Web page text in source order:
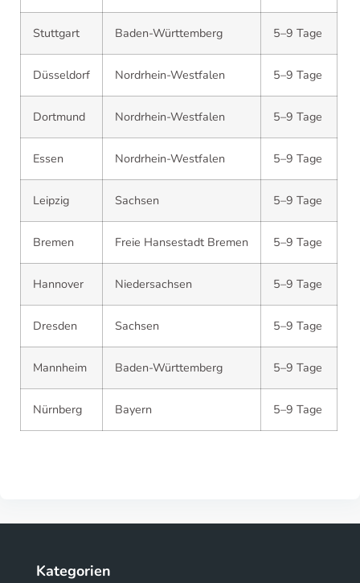
Stuttgart Baden-Württemberg 5–9 Tage
Düsseldorf Nordrhein-Westfalen 5–9 Tage
Dortmund Nordrhein-Westfalen 5–9 Tage
Essen Nordrhein-Westfalen 5–9 Tage
Leipzig Sachsen 5–9 Tage
Bremen Freie Hansestadt Bremen 5–9 Tage
Hannover Niedersachsen 5–9 Tage
Dresden Sachsen 5–9 Tage
Mannheim Baden-Württemberg 5–9 Tage
Nürnberg Bayern 5–9 Tage
Kategorien